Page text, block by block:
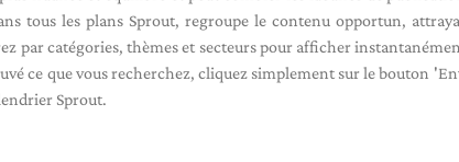
tous les plans Sprout, regroupe le contenu opportun,
par catégories, thèmes et secteurs pour afficher
ce que vous recherchez, cliquez simplement sur le bouton
Sprout.